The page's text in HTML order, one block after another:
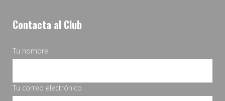
Contacta al Club
Tu nombre
Tu correo electrónico